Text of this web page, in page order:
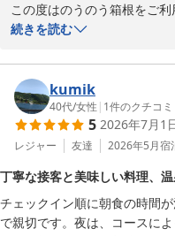
この度はのうのう箱根をご
す。またご丁寧に貴重なご滞
安心いたしました。ご当日
た。今後も現状に満足する
け止め日々更なるレベルの
ありがとうございました。
のうのう箱根スタッフ一同
強羅温泉 強羅にごりの湯宿
2026-07-19
続きを読む
kumik
40代/女性 | 1件のクチコミ
5 2026年7月1
レジャー 友達 2026年5月宿
丁寧な接客と美味しい料理、
チェックイン順に朝食の時間
で親切です。夜は、コースに